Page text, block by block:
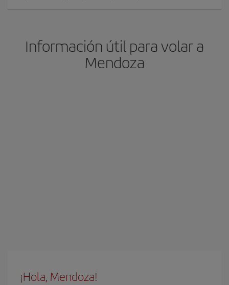
Información útil para volar a
Mendoza
¡Hola, Mendoza!